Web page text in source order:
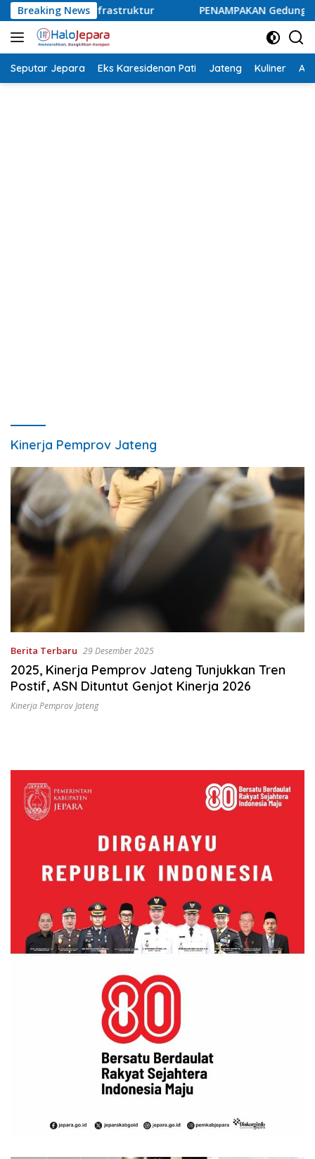
Langsung
ke
konten
Breaking News
PENAMPAKAN Gedung Baru Medina Dental Clinic
Seputar Jepara Eks Karesidenan Pati Jateng Kuliner
Kinerja Pemprov Jateng
Berita Terbaru 29 Desember 2025
2025, Kinerja Pemprov Jateng Tunjukkan Tren
Postif, ASN Dituntut Genjot Kinerja 2026
Kinerja Pemprov Jateng